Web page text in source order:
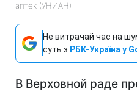
аптек (УНИАН)
Не витрачай час на
суть з РБК-Україна у
В Верховной раде